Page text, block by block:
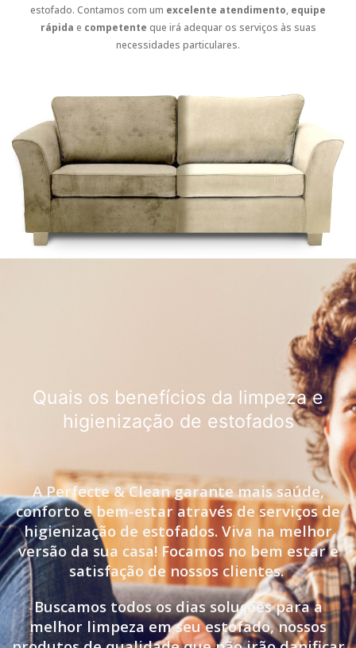
estofado. Contamos com um excelente atendimento, equipe
rápida e competente que irá adequar os serviços às suas
necessidades particulares.
Quais os benefícios da limpeza e
higienização de estofados
A Perfecte & Clean garante mais saúde,
conforto e bem-estar através de serviços de
higienização de estofados. Viva na melhor
versão da sua casa! Focamos no bem estar e
satisfação de nossos clientes.
Buscamos todos os dias soluções para a
melhor limpeza em seu estofado, nossos